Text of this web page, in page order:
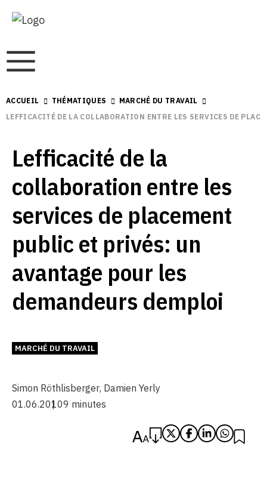
ACCUEIL THÉMATIQUES
MARCHÉ DU TRAVAIL
LEFFICACITÉ DE LA COLLABORATION ENTRE LES SERVICES DE
Lefficacité de la
collaboration entre les
services de placement
public et privés: un
avantage pour les
demandeurs demploi
MARCHÉ DU TRAVAIL
Simon Röthlisberger, Damien Yerly
01.06.20109 minutes